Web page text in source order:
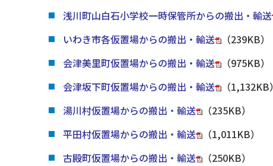
浅川町山白石小学校一時保管所からの搬出・輸送
いわき市各仮置場からの搬出・輸送
（239KB）
会津美里町仮置場からの搬出・輸送
（975KB）
会津坂下町仮置場からの搬出・輸送
（1,132KB）
湯川村仮置場からの搬出・輸送
（235KB）
平田村仮置場からの搬出・輸送
（1,011KB）
古殿町仮置場からの搬出・輸送
（250KB）